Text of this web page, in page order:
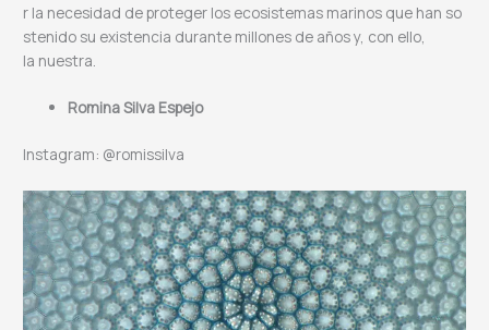
r la necesidad de proteger los ecosistemas marinos que han so
stenido su existencia durante millones de años y, con ello,
la nuestra.
Romina Silva Espejo
Instagram: @romissilva